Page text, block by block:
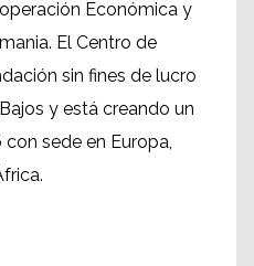
Económica y
El Centro de
sin fines de lucro
y está creando un
sede en Europa,